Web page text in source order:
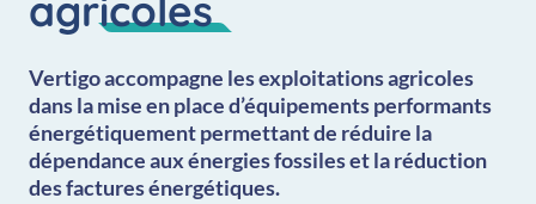
Vertigo accompagne les exploitations agricoles
dans la mise en place d’équipements performants
énergétiquement permettant de réduire la
dépendance aux énergies fossiles et la réduction
des factures énergétiques.